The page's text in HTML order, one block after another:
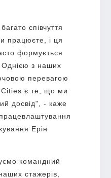
співчуття
працюєте, і ця
формується
Однією з наших
перевагою
Cities є те, що ми
досвід", - каже
Ерін
командний
стажерів,